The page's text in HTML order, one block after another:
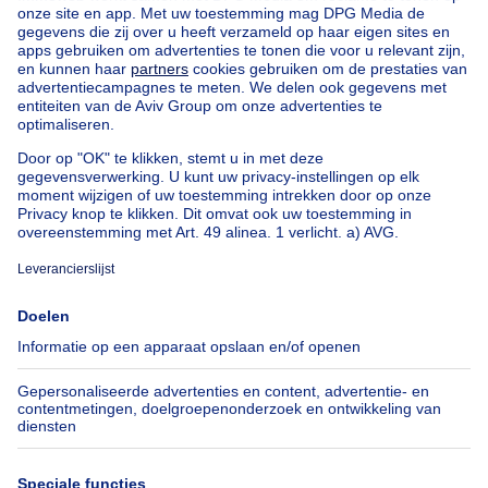
Uitzonderlijk vastgoed te koop
Boerderij te koop
Bungalow te koop
Chalet te koop
Kasteel te koop
Landhuis te koop
Gebouw gemengd gebruik te koop
Andere panden te koop
Manoir te koop
Onze huizen buiten BelgiëHuis te koop Frankrijk
Huis te koop Spanje
Huis te koop Luxemburg
Huis te koop Nederland
Over
Immoweb
Pers
Jobs
Axel Springer Group
SeLoger.com
Immowelt.de
Tools
Belfius
Verzekeringen
Verhuis checklist